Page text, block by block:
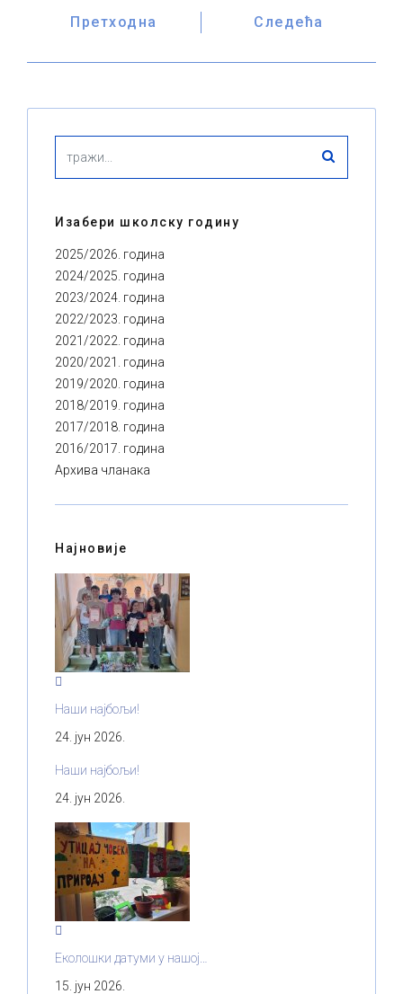
Претходна Следећа
Изабери школску годину
2025/2026. година
2024/2025. година
2023/2024. година
2022/2023. година
2021/2022. година
2020/2021. година
2019/2020. година
2018/2019. година
2017/2018. година
2016/2017. година
Архива чланака
Најновије
Наши најбољи!
24. јун 2026.
Наши најбољи!
24. јун 2026.
Еколошки датуми у нашој…
15. јун 2026.